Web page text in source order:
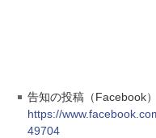
告知の投稿（Facebook）
https://
49704